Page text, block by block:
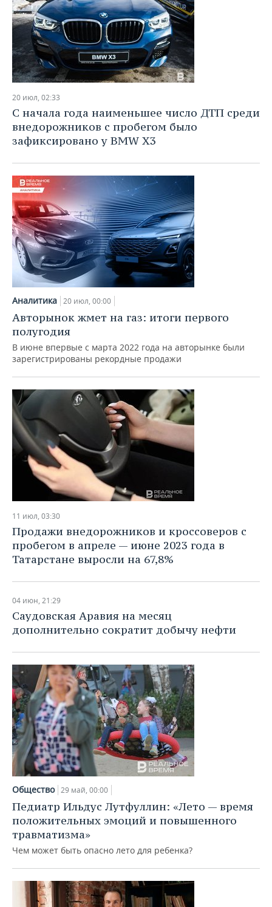
20 июл, 02:33
С начала года наименьшее число ДТП среди
внедорожников с пробегом было
зафиксировано у BMW X3
Аналитика 20 июл, 00:00
Авторынок жмет на газ: итоги первого
полугодия
В июне впервые с марта 2022 года на авторынке были
зарегистрированы рекордные продажи
11 июл, 03:30
Продажи внедорожников и кроссоверов с
пробегом в апреле — июне 2023 года в
Татарстане выросли на 67,8%
04 июн, 21:29
Саудовская Аравия на месяц
дополнительно сократит добычу нефти
Общество 29 май, 00:00
Педиатр Ильдус Лутфуллин: «Лето — время
положительных эмоций и повышенного
травматизма»
Чем может быть опасно лето для ребенка?